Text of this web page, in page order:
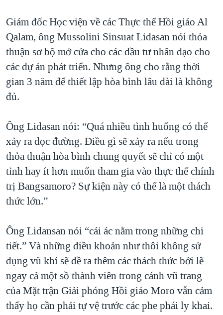
Giám đốc Học viện về các Thực thể Hồi giáo Al
Qalam, ông Mussolini Sinsuat Lidasan nói thỏa
thuận sơ bộ mở cửa cho các đầu tư nhân đạo cho
các dự án phát triển. Nhưng ông cho rằng thời
gian 3 năm để thiết lập hòa bình lâu dài là không
đủ.
Ông Lidasan nói: “Quá nhiều tình huống có thể
xảy ra dọc đường. Ðiều gì sẽ xảy ra nếu trong
thỏa thuận hòa bình chung quyết sẽ chỉ có một
tỉnh hay ít hơn muốn tham gia vào thực thể chính
trị Bangsamoro? Sự kiện này có thể là một thách
thức lớn.”
Ông Lidansan nói “cái ác nằm trong những chi
tiết.” Và những điều khoản như thôi không sử
dụng vũ khí sẽ đề ra thêm các thách thức bởi lẽ
ngay cả một sồ thành viên trong cánh vũ trang
của Mặt trận Giải phóng Hồi giáo Moro vẫn cảm
thấy họ cần phải tự vệ trước các phe phái ly khai.